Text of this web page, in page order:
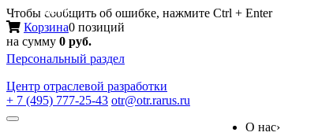
Чтобы сообщить об ошибке, нажмите Ctrl + Enter
Корзина0 позиций
на сумму 0 руб.
Персональный раздел
Центр отраслевой разработки
+ 7 (495) 777-25-43 otr@otr.rarus.ru
Toggle
Меню
О нас›